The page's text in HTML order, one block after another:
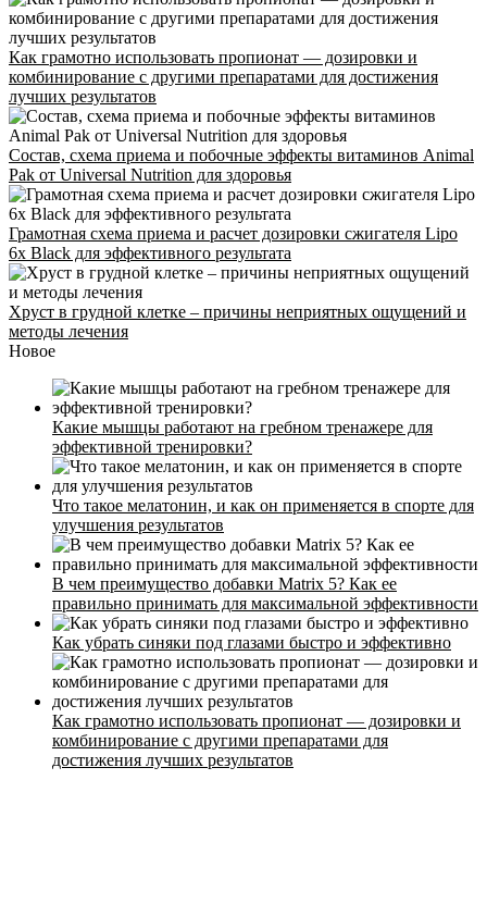
Как грамотно использовать пропионат — дозировки и
комбинирование с другими препаратами для достижения
лучших результатов
Состав, схема приема и побочные эффекты витаминов Animal
Pak от Universal Nutrition для здоровья
Грамотная схема приема и расчет дозировки сжигателя Lipo
6x Black для эффективного результата
Хруст в грудной клетке – причины неприятных ощущений и
методы лечения
Новое
Какие мышцы работают на гребном тренажере для
эффективной тренировки?
Что такое мелатонин, и как он применяется в спорте для
улучшения результатов
В чем преимущество добавки Matrix 5? Как ее
правильно принимать для максимальной эффективности
Как убрать синяки под глазами быстро и эффективно
Как грамотно использовать пропионат — дозировки и
комбинирование с другими препаратами для
достижения лучших результатов